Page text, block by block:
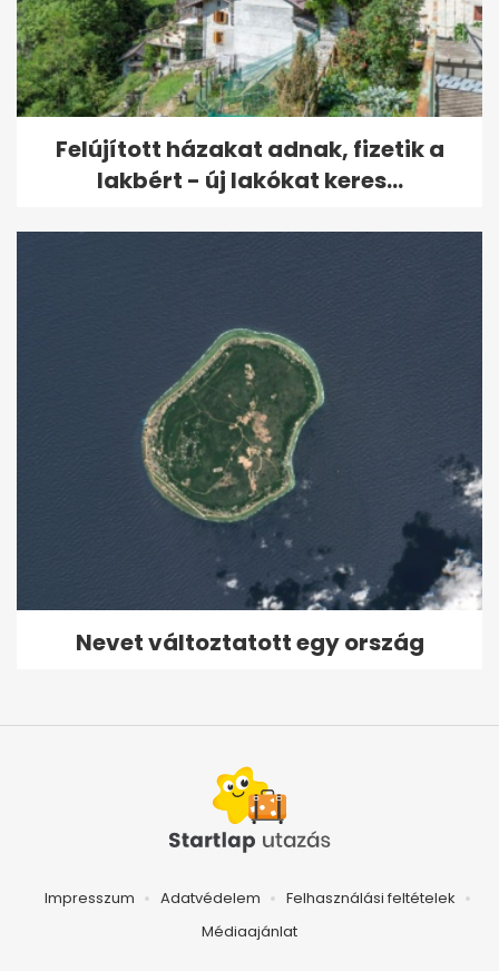
Felújított házakat adnak, fizetik a
lakbért - új lakókat keres...
Nevet változtatott egy ország
Impresszum Adatvédelem
Felhasználási feltételek
Médiaajánlat